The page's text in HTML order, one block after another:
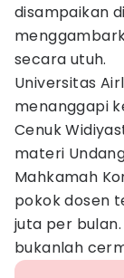
disampaikan
secara utuh.
Universitas
menanggapi
Cenuk
materi
Mahkamah
pokok dosen
juta per
bukanlah